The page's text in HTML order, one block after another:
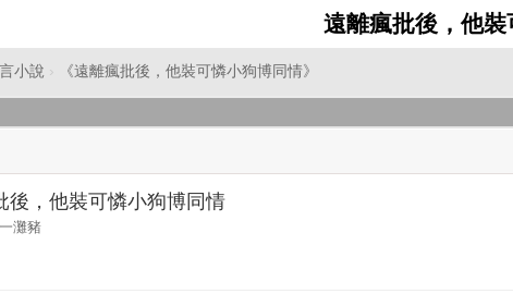
遠離瘋批後，他
小說 › 《遠離瘋批後，他裝可憐小狗博同情》
後，他裝可憐小狗博同情
灘豬